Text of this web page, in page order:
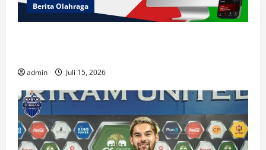
Berita Olahraga
admin Juli 15, 2026